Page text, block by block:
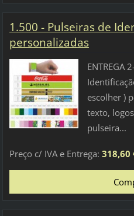
1.500 - Pulseiras de
personalizadas
ENTREGA
escolher )
texto,
pulseira...
Preço c/ IVA e Entrega: 318,60